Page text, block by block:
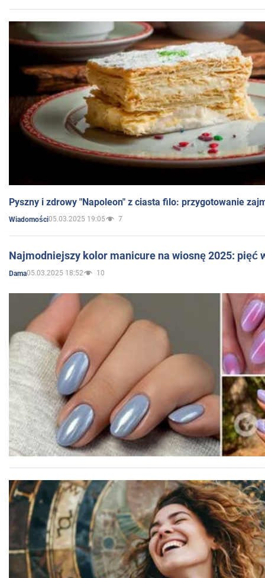
Pyszny i zdrowy "Napoleon" z ciasta filo: przygotowanie
Wiadomości05.03.2025 19:05 7
Najmodniejszy kolor manicure na wiosnę 2025: pięć
Dama05.03.2025 18:52 10